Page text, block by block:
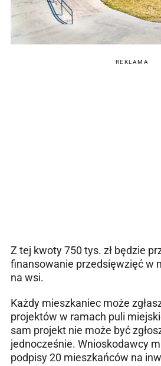
REKLAMA
Z tej kwoty 750 tys. zł będzie
finansowanie przedsięwzięć w
na wsi.
Każdy mieszkaniec może
projektów w ramach puli
sam projekt nie może być
jednocześnie. Wnioskodawcy
podpisy 20 mieszkańców na